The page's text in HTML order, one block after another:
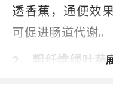
透香蕉，通便效
可促进肠道代谢。
2、粗纤维绿叶蔬